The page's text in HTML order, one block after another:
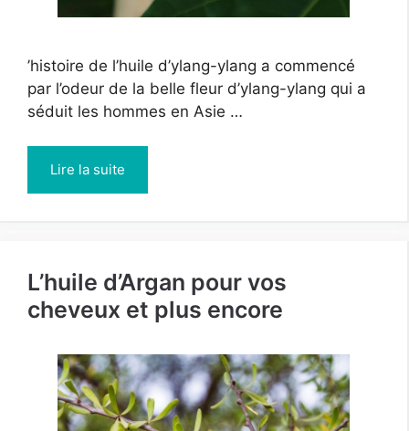
’histoire de l’huile d’ylang-ylang a commencé
par l’odeur de la belle fleur d’ylang-ylang qui a
séduit les hommes en Asie …
Lire la suite
L’huile d’Argan pour vos
cheveux et plus encore